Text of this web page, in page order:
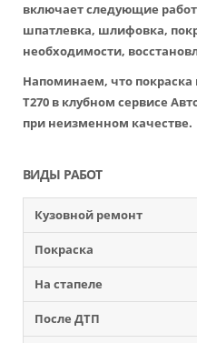
включает следующие
шпатлевка, шлифовка,
необходимости,
Напоминаем, что покраска
T270 в клубном сервисе
при неизменном качестве.
ВИДЫ РАБОТ
Кузовной ремонт
Покраска
На стапеле
После ДТП